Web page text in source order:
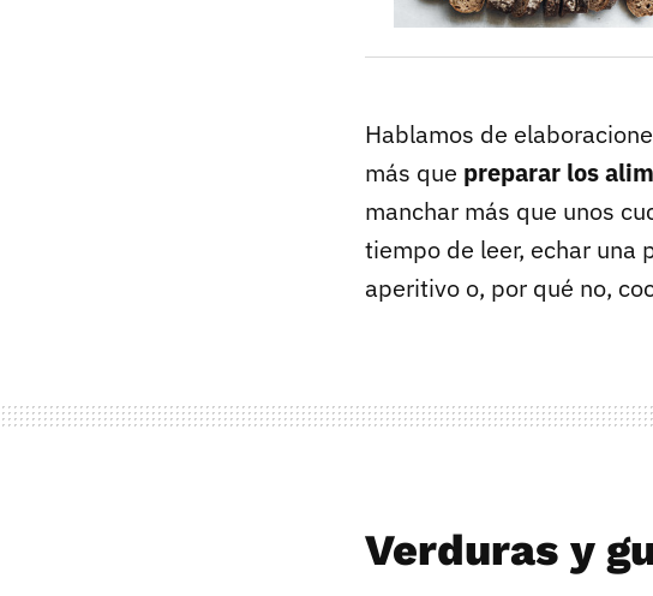
Hablamos de
más que preparar los
manchar más que unos
tiempo de leer, echar una
aperitivo o, por qué no,
Verduras y